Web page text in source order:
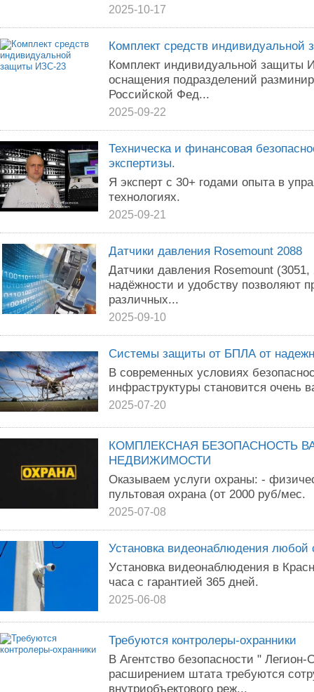
2025-10-17
Комплект средств
Комплект индивидуальной защиты
оснащения подразделений
Российской Фед...
2025-09-22
Техническа и финансовая
экспертизы.
Я эксперт с 30+ годами опыта в
технологиях.
2025-09-21
Датчики давления Rosemount 2088
Датчики давления Rosemount
надёжности и удобству позволяют
различных...
2025-09-10
Системы защиты от БПЛА от
В современных условиях
инфраструктуры становится очень
2025-07-20
КОМПЛЕКСНАЯ БЕЗОПАСНОСТЬ
НЕДВИЖИМОСТИ
Оказываем услуги охраны: -
пультовая охрана (от 2000 руб/мес.
2025-07-08
Установка видеонаблюдения любой
Уcтановкa видеонаблюдeния в
чаca с гapaнтиeй 365 днeй.
2025-06-08
Требуются контролеры-охранники
B Агентство безопасности "
paсшиpeниeм штaтa тpебуются
внутриобъектового реж...